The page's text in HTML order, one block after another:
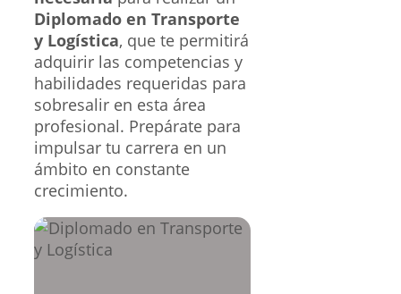
Diplomado en Transporte
y Logística, que te permitirá
adquirir las competencias y
habilidades requeridas para
sobresalir en esta área
profesional. Prepárate para
impulsar tu carrera en un
ámbito en constante
crecimiento.